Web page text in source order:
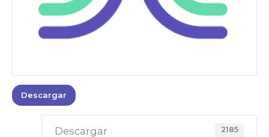
Descargar
Descargar 2185